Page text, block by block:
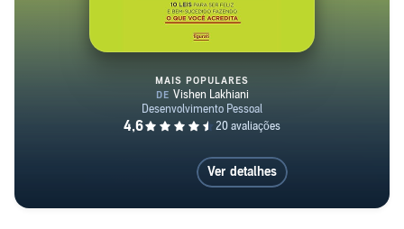
O código da mente
MAIS POPULARES
Ver detalhes